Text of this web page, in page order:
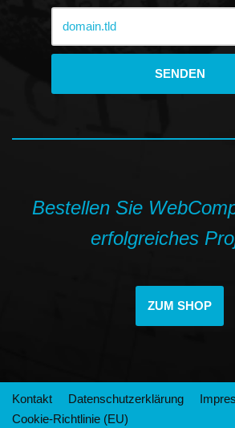
Bestellen Sie
erfolgreiches
ZUM SHOP
Kontakt Datenschutzerklärung
Cookie-Richtlinie (EU)